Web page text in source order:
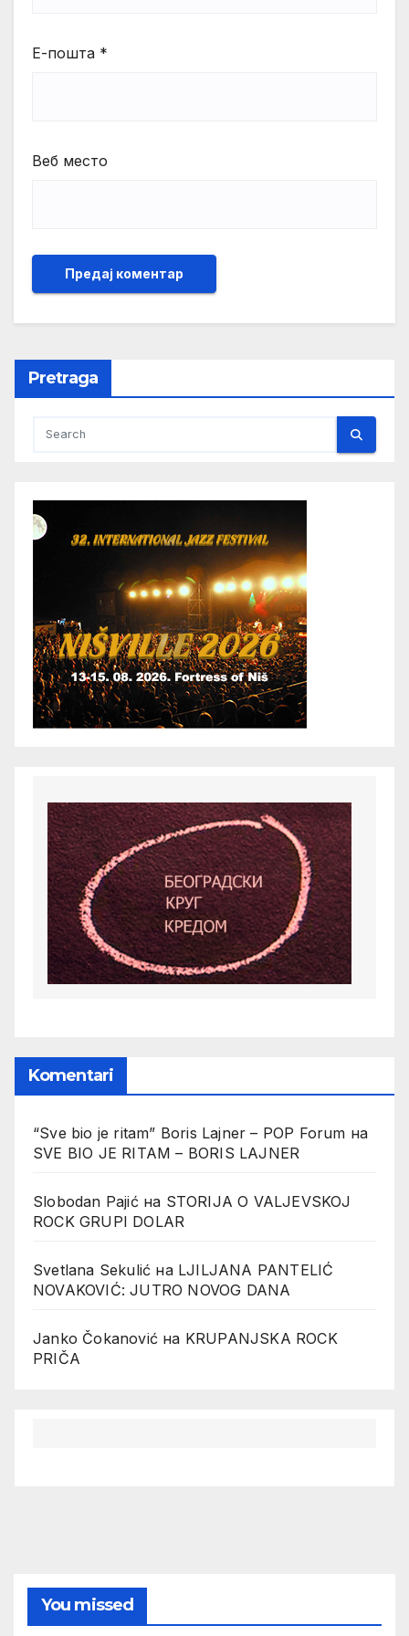
Е-пошта *
Веб место
Pretraga
Komentari
“Sve bio je ritam” Boris Lajner – POP Forum на
SVE BIO JE RITAM – BORIS LAJNER
Slobodan Pajićна STORIJA O VALJEVSKOJ
ROCK GRUPI DOLAR
Svetlana Sekulić на LJILJANA PANTELIĆ
NOVAKOVIĆ: JUTRO NOVOG DANA
Janko Čokanović на KRUPANJSKA ROCK
PRIČA
You missed